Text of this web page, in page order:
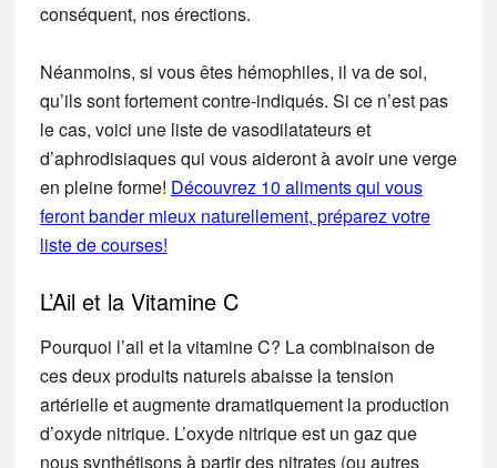
conséquent, nos érections.
Néanmoins, si vous êtes hémophiles, il va de soi,
qu’ils sont fortement contre-indiqués. Si ce n’est pas
le cas, voici une liste de vasodilatateurs et
d’aphrodisiaques qui vous aideront à avoir une verge
en pleine forme! Découvrez 10 aliments qui vous
feront bander mieux naturellement, préparez votre
liste de courses!
L’Ail et la Vitamine C
Pourquoi l’ail et la vitamine C? La combinaison de
ces deux produits naturels abaisse la tension
artérielle et augmente dramatiquement la production
d’oxyde nitrique. L’oxyde nitrique est un gaz que
nous synthétisons à partir des nitrates (ou autres